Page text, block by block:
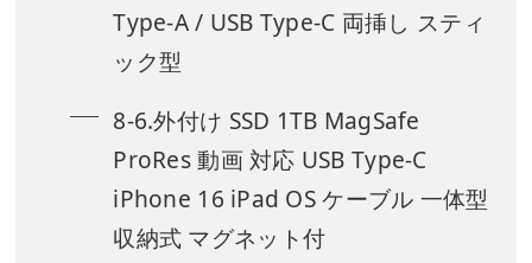
Type-A / USB Type-C 両挿し スティ
ック型
8-6.外付け SSD 1TB MagSafe
ProRes 動画 対応 USB Type-C
iPhone 16 iPad OS ケーブル 一体型
収納式 マグネット付